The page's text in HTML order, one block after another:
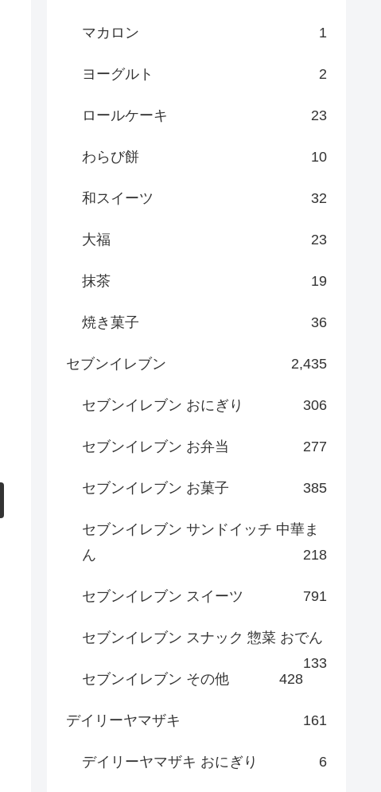
マカロン 1
ヨーグルト 2
ロールケーキ 23
わらび餅 10
和スイーツ 32
大福 23
抹茶 19
焼き菓子 36
セブンイレブン 2,435
セブンイレブン おにぎり 306
セブンイレブン お弁当 277
セブンイレブン お菓子 385
セブンイレブン サンドイッチ 中華ま
ん
218
セブンイレブン スイーツ 791
セブンイレブン スナック 惣菜 おでん
133
セブンイレブン その他
428
デイリーヤマザキ 161
デイリーヤマザキ おにぎり 6